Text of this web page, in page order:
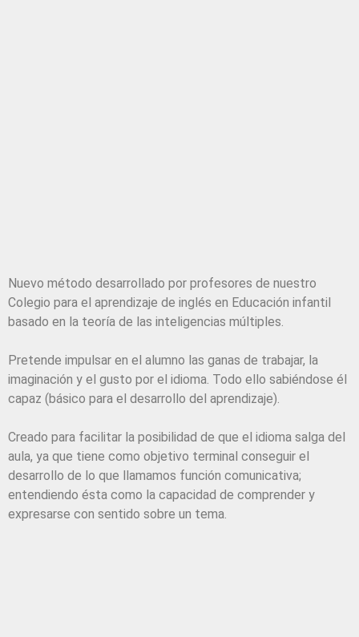
Nuevo método desarrollado por profesores de nuestro
Colegio para el aprendizaje de inglés en Educación infantil
basado en la teoría de las inteligencias múltiples.
Pretende impulsar en el alumno las ganas de trabajar, la
imaginación y el gusto por el idioma. Todo ello sabiéndose él
capaz (básico para el desarrollo del aprendizaje).
Creado para facilitar la posibilidad de que el idioma salga del
aula, ya que tiene como objetivo terminal conseguir el
desarrollo de lo que llamamos función comunicativa;
entendiendo ésta como la capacidad de comprender y
expresarse con sentido sobre un tema.